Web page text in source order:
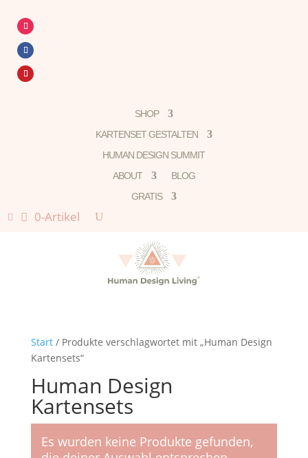
SHOP
KARTENSET GESTALTEN
HUMAN DESIGN SUMMIT
ABOUT
BLOG
GRATIS

0-Artikel
Start/ Produkte verschlagwortet mit „Human Design
Kartensets“
Human Design
Kartensets
Es wurden keine Produkte gefunden,